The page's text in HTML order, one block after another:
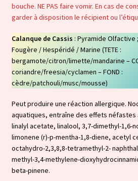
bouche. NE PAS faire vomir. En cas de
garder à disposition le récipient ou
Calanque de Cassis : Pyramide Olfactive
Fougère / Hespéridé / Marine (TETE :
bergamote/citron/limette/mandarine –
coriandre/freesia/cyclamen – FOND :
cèdre/patchouli/musc/mousse)
Peut produire une réaction allergique.
aquatiques, entraîne des effets néfastes
linalyl acetate, linalool, 3,7-dimethyl-1,6-
limonene (r)-p-mentha-1,8-diene, acetyl
octahydro-2,3,8,8-tetramethyl-2-
methyl-3,4-methylene-
beta-pinene.